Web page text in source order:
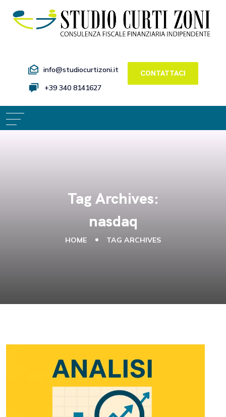
info@studiocurtizoni.it
+39 340 8141627
CONTATTACI
Tag Archives:
nasdaq
HOME TAG ARCHIVES